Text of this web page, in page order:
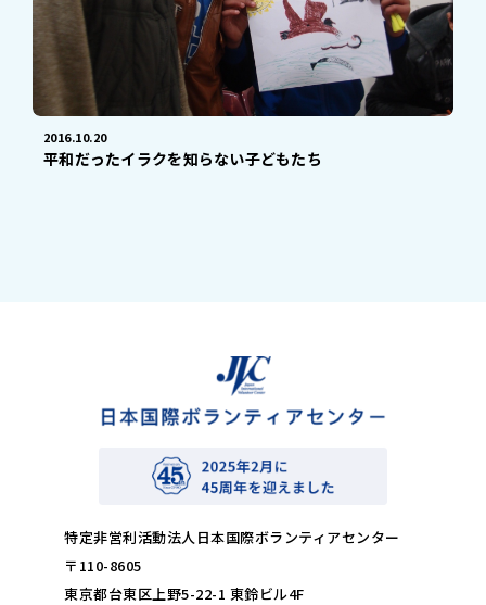
2016.10.20
平和だったイラクを知らない子どもたち
特定非営利活動法人日本国際ボランティアセンター
〒110-8605
東京都台東区上野5-22-1 東鈴ビル4F